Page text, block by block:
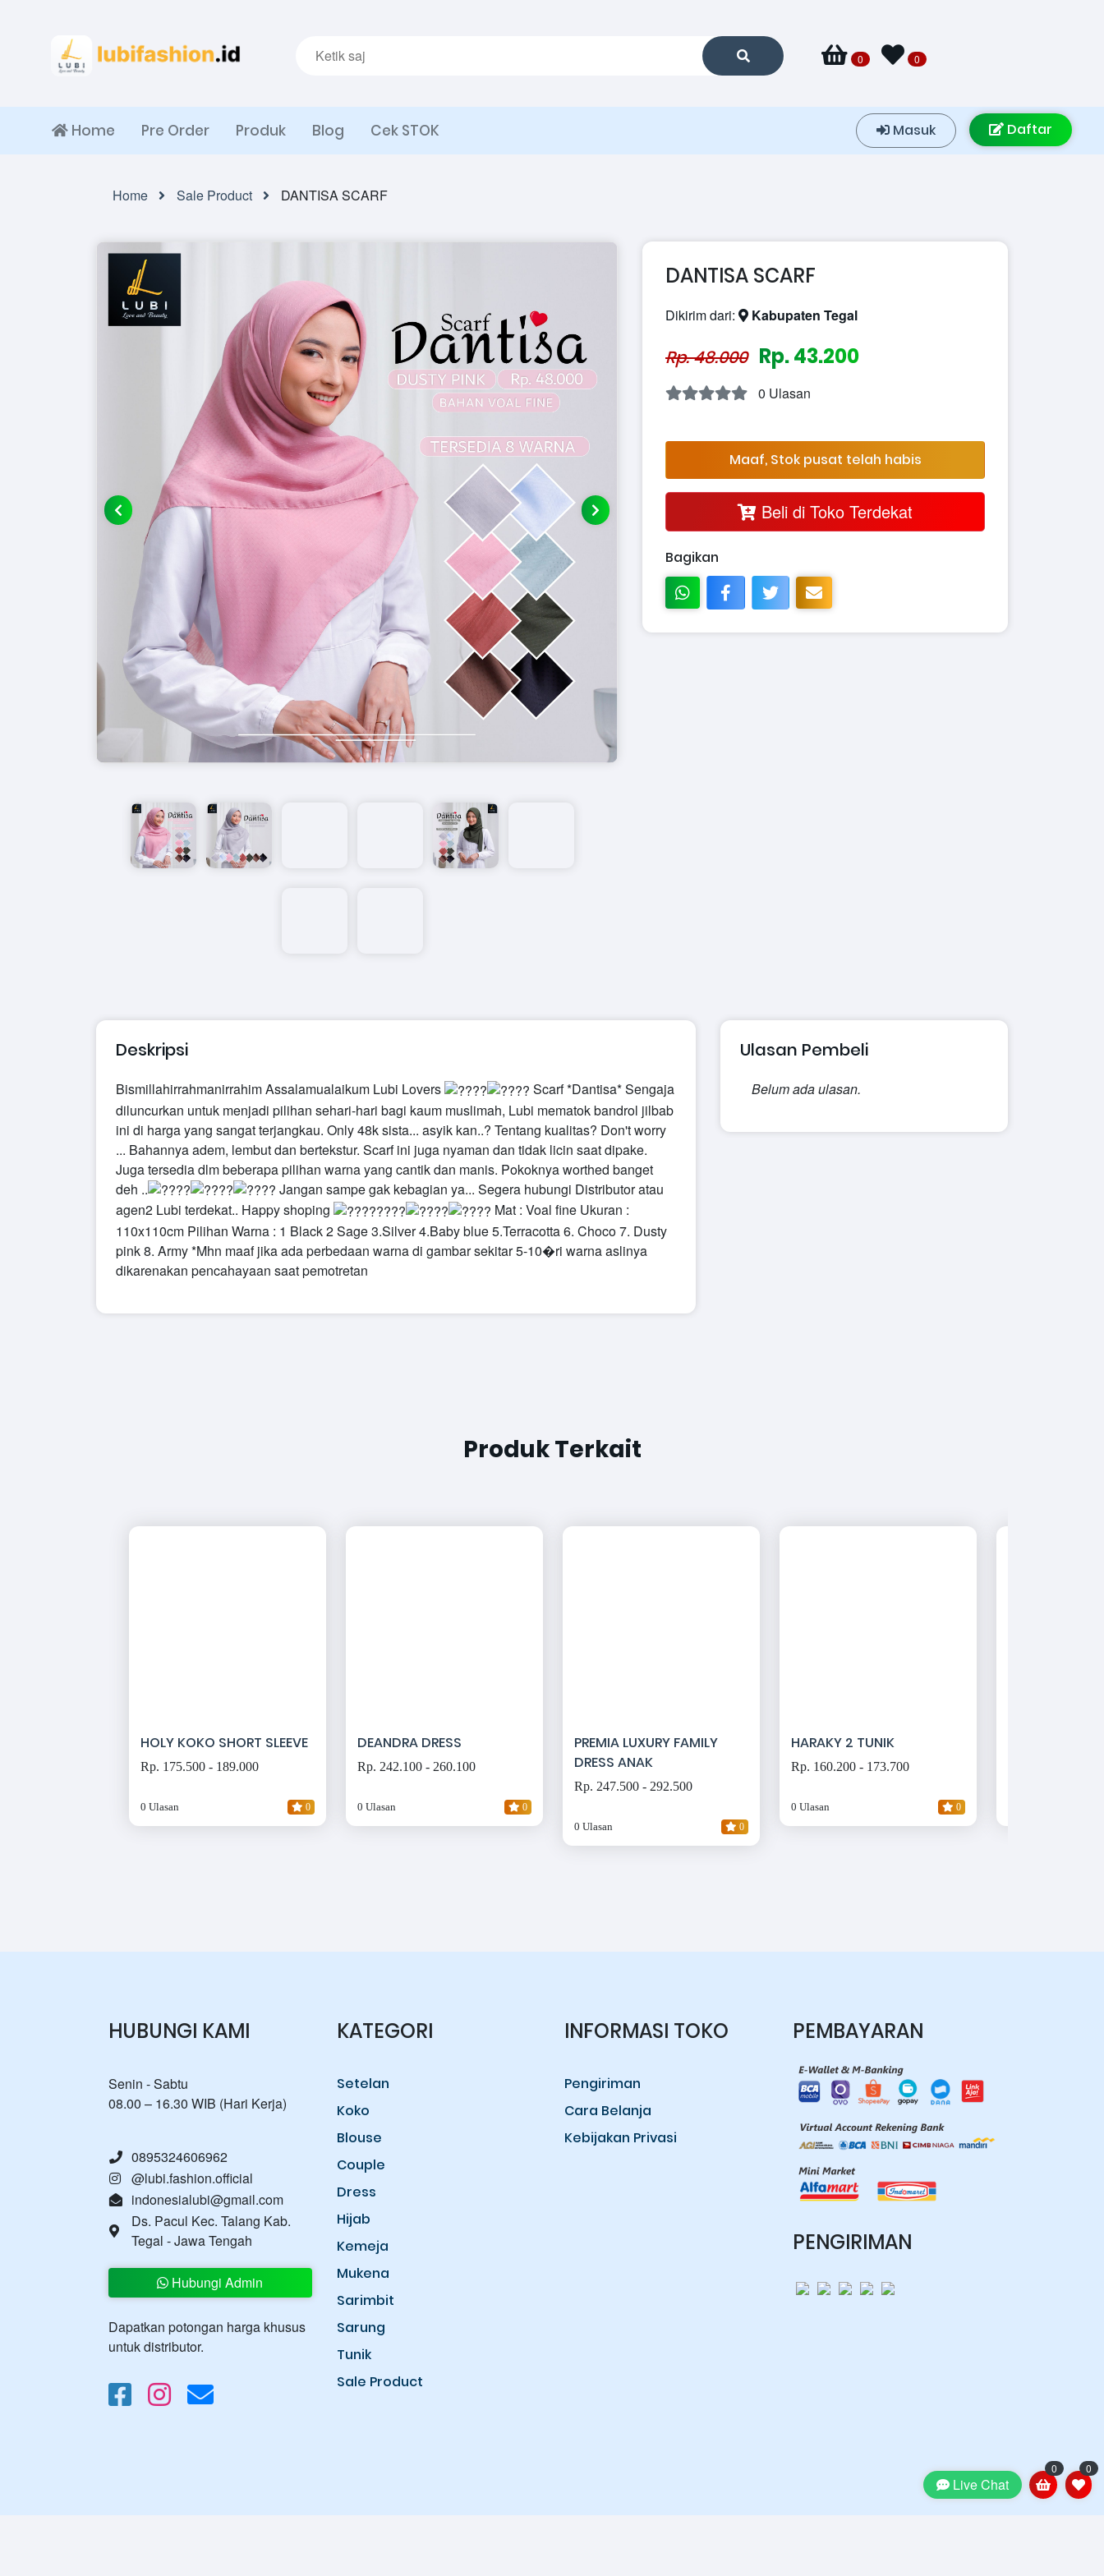
0 0
Home Pre Order Produk Blog Cek STOK Masuk Daftar
Home Sale Product DANTISA SCARF
DANTISA SCARF
Dikirim dari: Kabupaten Tegal
Rp. 48.000 Rp. 43.200
0 Ulasan
Maaf, Stok pusat telah habis
Beli di Toko Terdekat
Bagikan
Deskripsi
BismillahirrahmanirrahimAssalamualaikum Lubi Lovers Scarf*Dantisa*Sengaja
diluncurkan untuk menjadi pilihan sehari-hari bagi kaum muslimah, Lubi mematok bandrol jilbab
ini di harga yang sangat terjangkau. Only 48k sista... asyik kan..? Tentang kualitas? Don't worry
... Bahannya adem, lembut dan bertekstur. Scarf ini juga nyaman dan tidak licin saat dipake.
Juga tersedia dlm beberapa pilihan warna yang cantik dan manis. Pokoknya worthed banget
deh ..
Jangan sampe gak kebagian ya... Segera hubungi Distributor atau
agen2 Lubi terdekat.. Happy shoping Mat : Voal fine Ukuran :
110x110cm Pilihan Warna : 1 Black2 Sage3.Silver4.Baby blue5.Terracotta6. Choco7. Dusty
pink8. Army*Mhn maaf jika ada perbedaan warna di gambar sekitar 5-10�ri warna aslinya
dikarenakan pencahayaan saat pemotretan
Ulasan Pembeli
Belum ada ulasan.
Produk Terkait
HOLY KOKO SHORT SLEEVE
Rp. 175.500 - 189.000
0 Ulasan 0
DEANDRA DRESS
Rp. 242.100 - 260.100
0 Ulasan 0
PREMIA LUXURY FAMILY
DRESS ANAK
Rp. 247.500 - 292.500
0 Ulasan 0
HARAKY 2 TUNIK
Rp. 160.200 - 173.700
0 Ulasan 0
HUBUNGI KAMI
Senin - Sabtu
08.00 – 16.30 WIB (Hari Kerja)
0895324606962
@lubi.fashion.official
indonesialubi@gmail.com
Ds. Pacul Kec. Talang Kab.
Tegal - Jawa Tengah
Hubungi Admin
Dapatkan potongan harga khusus
untuk distributor.
KATEGORI
Setelan
Koko
Blouse
Couple
Dress
Hijab
Kemeja
Mukena
Sarimbit
Sarung
Tunik
Sale Product
INFORMASI TOKO
Pengiriman
Cara Belanja
Kebijakan Privasi
PEMBAYARAN
PENGIRIMAN
0 0
Live Chat